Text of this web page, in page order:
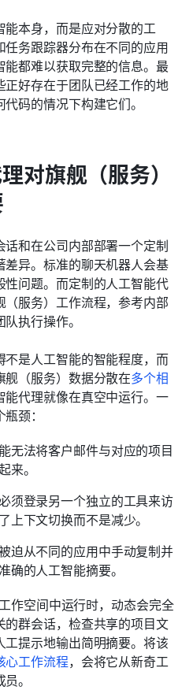
本身，而是应对分散的工
务跟踪器分布在不同的应用
都难以获取完整的信息。最
好存在于团队已经工作的地
码的情况下构建它们。
对旗舰（服务）
和在公司内部部署一个定制
差异。标准的聊天机器人会基
问题。而定制的人工智能代
服务）工作流程，参考内部
执行操作。
是人工智能的智能程度，而
（服务）数据分散在多个相
能代理就像在真空中运行。一
颈：
无法将客户邮件与对应的项目
来。
须登录另一个独立的工具来访
上下文切换而不是减少。
迫从不同的应用中手动复制并
确的人工智能摘要。
作空间中运行时，动态会完全
群会话，检查共享的项目文
提示地输出简明摘要。将该
心工作流程，会将它从新奇工
。